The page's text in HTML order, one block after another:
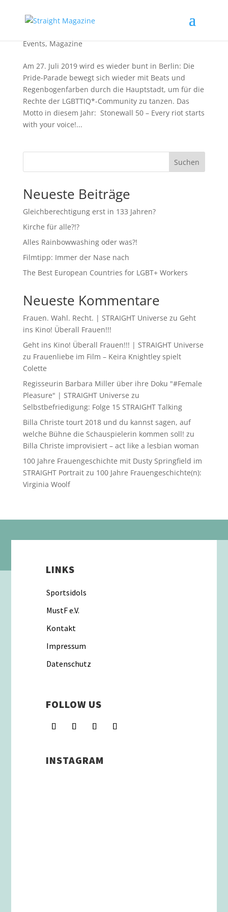
Events,Magazine
Am 27. Juli 2019 wird es wieder bunt in Berlin: Die
Pride-Parade bewegt sich wieder mit Beats und
Regenbogenfarben durch die Hauptstadt, um für die
Rechte der LGBTTIQ*-Community zu tanzen. Das
Motto in diesem Jahr: Stonewall 50 – Every riot starts
with your voice!...
Suchen
Neueste Beiträge
Gleichberechtigung erst in 133 Jahren?
Kirche für alle?!?
Alles Rainbowwashing oder was?!
Filmtipp: Immer der Nase nach
The Best European Countries for LGBT+ Workers
Neueste Kommentare
Frauen. Wahl. Recht. | STRAIGHT Universe zu Geht
ins Kino! Überall Frauen!!!
Geht ins Kino! Überall Frauen!!! | STRAIGHT Universe
zu Frauenliebe im Film – Keira Knightley spielt
Colette
Regisseurin Barbara Miller über ihre Doku "#Female
Pleasure" | STRAIGHT Universe zu
Selbstbefriedigung: Folge 15 STRAIGHT Talking
Billa Christe tourt 2018 und du kannst sagen, auf
welche Bühne die Schauspielerin kommen soll! zu
Billa Christe improvisiert – act like a lesbian woman
100 Jahre Frauengeschichte mit Dusty Springfield im
STRAIGHT Portraitzu 100 Jahre Frauengeschichte(n):
Virginia Woolf
LINKS
Sportsidols
MustF e.V.
Kontakt
Impressum
Datenschutz
FOLLOW US
INSTAGRAM